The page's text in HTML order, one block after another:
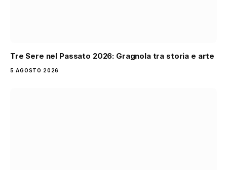
Tre Sere nel Passato 2026: Gragnola tra storia e arte
5 AGOSTO 2026